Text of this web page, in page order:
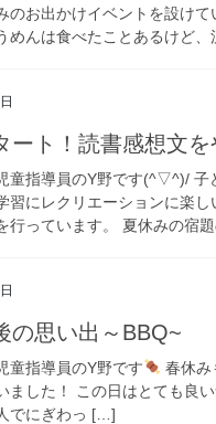
のお出かけイベントを設け
めんは食べたことあるけど
ート！読書感想文を
童指導員のY野です(^▽^)/ 子
習にレクリエーションに楽
行っています。 夏休みの宿
の思い出～BBQ~
童指導員のY野です
春休み
ました！ この日はとても良
でにぎわっ […]